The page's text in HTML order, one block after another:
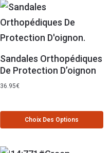
Sandales Orthopédiques
De Protection D’oignon
36.95€
Choix Des Options